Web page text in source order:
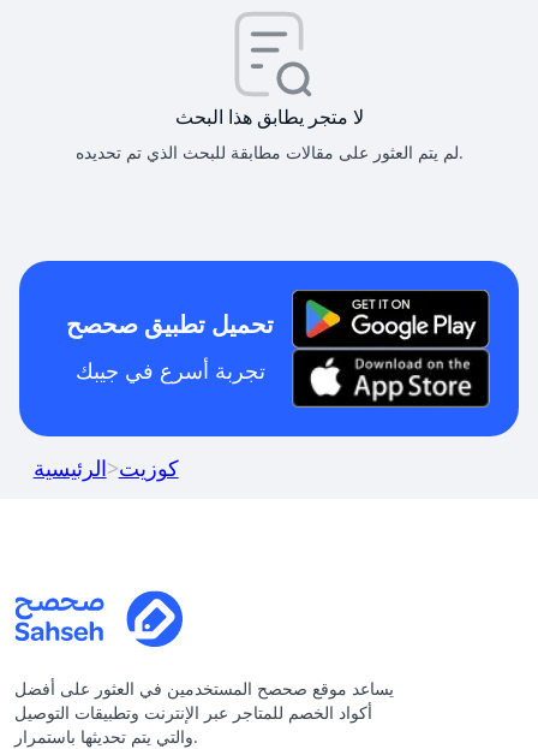
لا متجر يطابق هذا البحث
لم يتم العثور على مقالات مطابقة للبحث الذي تم تحديده.
تحميل تطبيق صحصح
تجربة أسرع في جيبك
الرئيسية>كوزيت
يساعد موقع صحصح المستخدمين في العثور على أفضل
أكواد الخصم للمتاجر عبر الإنترنت وتطبيقات التوصيل
والتي يتم تحديثها باستمرار.